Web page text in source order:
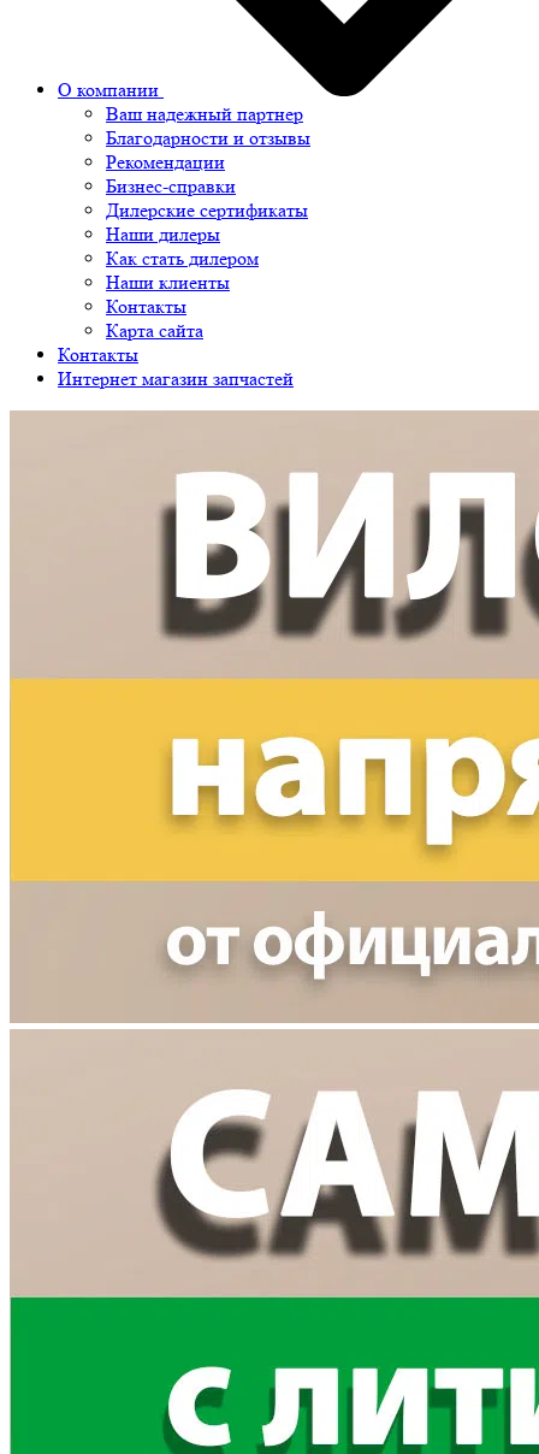
О компании
Ваш надежный партнер
Благодарности и отзывы
Рекомендации
Бизнес-справки
Дилерские сертификаты
Наши дилеры
Как стать дилером
Наши клиенты
Контакты
Карта сайта
Контакты
Интернет магазин запчастей